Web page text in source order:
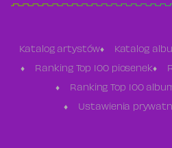
Katalog artystów Katalog
Ranking Top 100 piosenek
Ranking Top 100
Ustawienia